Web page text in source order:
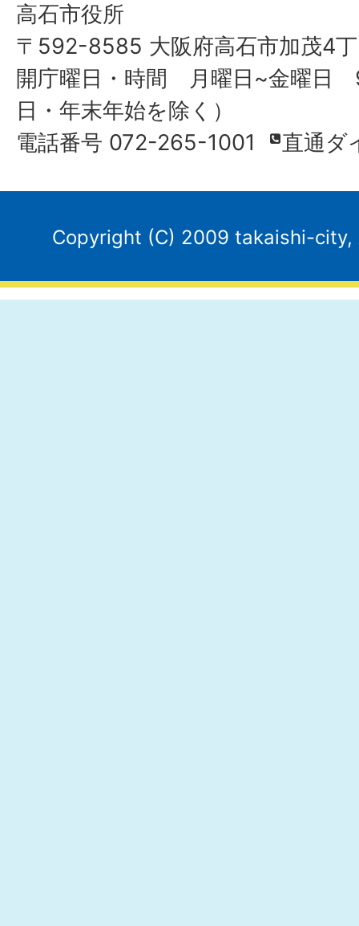
高石市役所
〒592-8585 大阪府高石市加茂4丁
開庁曜日・時間 月曜日~金曜日
日・年末年始を除く）
電話番号 072-265-1001
直通ダ
Copyright (C) 2009 takaishi-city,